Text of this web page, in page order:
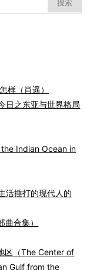
样（肖遥）
日之东亚与世界格局
Indian Ocean in
活捶打的现代人的
合集）
区（The Center of
Gulf from the